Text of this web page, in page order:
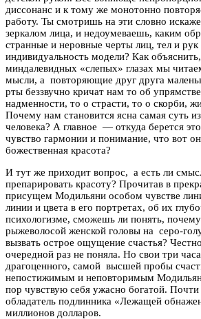
диссонанс и к тому же монотонно
работу. Ты смотришь на эти словно
зеркалом лица, и недоумеваешь, каким
странные и неровные черты лиц, тел и
индивидуальность модели? Как
миндалевидных «слепых» глазах мы
мысли, а повторяющие друг друга
рты беззвучно кричат нам то об
надменности, то о страсти, то о скорби,
Почему нам становится ясна самая суть
человека? А главное — откуда берется
чувство гармонии и понимание, что вот
божественная красота?
И тут же приходит вопрос, а есть ли
препарировать красоту? Прочитав в
присущем Модильяни особом чувстве
линии и цвета в его портретах, об их
психологизме, сможешь ли понять, почему
рыжеволосой женской головы на серо-
вызвать острое ощущение счастья?
очередной раз не поняла. Но свои три
драгоценного, самой высшей пробы
непостижимым и неповторимым
пор чувствую себя ужасно богатой.
обладатель подлинника «Лежащей
миллионов долларов.